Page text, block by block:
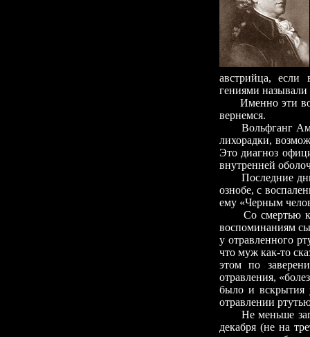
австрийца, если
гениями
Именно эти
вернемся.
Вольфганг
лихорадки,
Это диагноз
внутренней
Последние
ознобе, с
ему «Черным
Со смертью
воспоминаниям
у отравленного
что муж как-то
этом по
отравления,
было и вскрытия
отравлении
Не меньше
декабря (не на